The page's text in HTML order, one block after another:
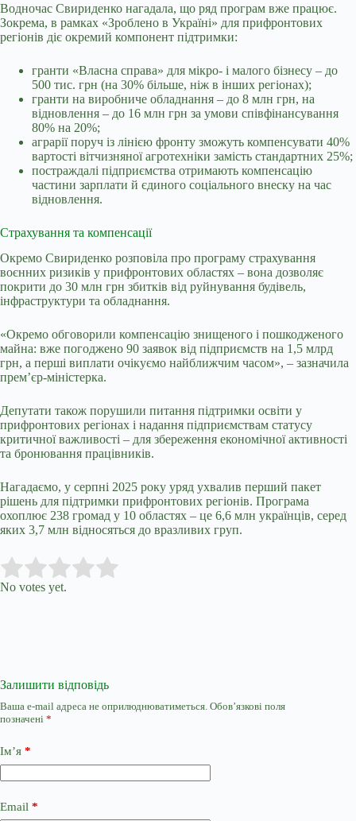
Водночас Свириденко нагадала, що ряд програм вже працює.
Зокрема, в рамках «Зроблено в Україні» для прифронтових
регіонів діє окремий компонент підтримки:
гранти «Власна справа» для мікро- і малого бізнесу – до
500 тис. грн (на 30% більше, ніж в інших регіонах);
гранти на виробниче обладнання – до 8 млн грн, на
відновлення – до 16 млн грн за умови співфінансування
80% на 20%;
аграрії поруч із лінією фронту зможуть компенсувати 40%
вартості вітчизняної агротехніки замість стандартних 25%;
постраждалі підприємства отримають компенсацію
частини зарплати й єдиного соціального внеску на час
відновлення.
Страхування та компенсації
Окремо Свириденко розповіла про програму страхування
воєнних ризиків у прифронтових областях – вона дозволяє
покрити до 30 млн грн збитків від руйнування будівель,
інфраструктури та обладнання.
«Окремо обговорили компенсацію знищеного і пошкодженого
майна: вже погоджено 90 заявок від підприємств на 1,5 млрд
грн, а перші виплати очікуємо найближчим часом», – зазначила
прем’єр-міністерка.
Депутати також порушили питання підтримки освіти у
прифронтових регіонах і надання підприємствам статусу
критичної важливості – для збереження економічної активності
та бронювання працівників.
Нагадаємо, у серпні 2025 року уряд ухвалив перший пакет
рішень для підтримки прифронтових регіонів. Програма
охоплює 238 громад у 10 областях – це 6,6 млн українців, серед
яких 3,7 млн відносяться до вразливих груп.
Rate this item:
No votes yet.
Залишити відповідь
Ваша e-mail адреса не оприлюднюватиметься. Обов’язкові поля
позначені *
Ім’я *
Email *